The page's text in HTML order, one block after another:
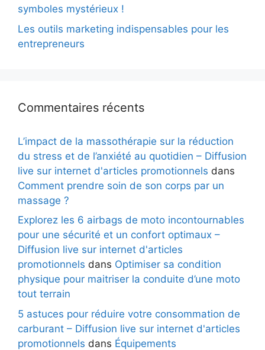
symboles mystérieux !
Les outils marketing indispensables pour les
entrepreneurs
Commentaires récents
L’impact de la massothérapie sur la réduction
du stress et de l’anxiété au quotidien – Diffusion
live sur internet d'articles promotionnels dans
Comment prendre soin de son corps par un
massage ?
Explorez les 6 airbags de moto incontournables
pour une sécurité et un confort optimaux –
Diffusion live sur internet d'articles
promotionnels dans Optimiser sa condition
physique pour maitriser la conduite d’une moto
tout terrain
5 astuces pour réduire votre consommation de
carburant – Diffusion live sur internet d'articles
promotionnels dans Équipements